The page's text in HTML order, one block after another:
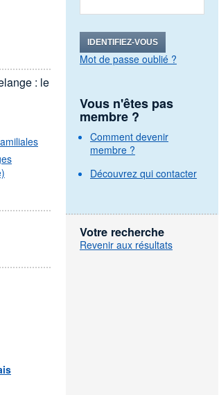
: le
IDENTIFIEZ-VOUS
Mot de passe oublié ?
Vous n'êtes pas
membre ?
Comment devenir
membre ?
Découvrez qui contacter
Votre recherche
Revenir aux résultats